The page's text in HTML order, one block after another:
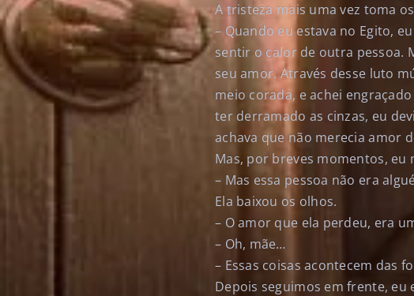
A tristeza mais uma vez toma
– Quando eu estava no Egito,
sentir o calor de outra pessoa.
seu amor. Através desse luto
meio corada, e achei
ter derramado as cinzas, eu
achava que não merecia amor
Mas, por breves momentos, eu
– Mas essa pessoa não era
Ela baixou os olhos.
– O amor que ela perdeu, era
– Oh, mãe…
– Essas coisas acontecem das
Depois seguimos em frente, eu